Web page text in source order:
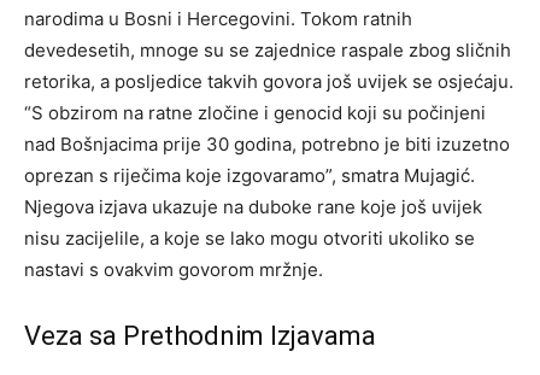
narodima u Bosni i Hercegovini. Tokom ratnih
devedesetih, mnoge su se zajednice raspale zbog sličnih
retorika, a posljedice takvih govora još uvijek se osjećaju.
“S obzirom na ratne zločine i genocid koji su počinjeni
nad Bošnjacima prije 30 godina, potrebno je biti izuzetno
oprezan s riječima koje izgovaramo”, smatra Mujagić.
Njegova izjava ukazuje na duboke rane koje još uvijek
nisu zacijelile, a koje se lako mogu otvoriti ukoliko se
nastavi s ovakvim govorom mržnje.
Veza sa Prethodnim Izjavama